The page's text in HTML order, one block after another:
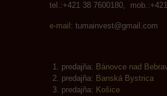
tel.:+421 38 7600180,
e-mail: tumainvest@gmail.com
predajňa: Bánovce nad
predajňa: Banská Bystrica
predajňa: Košice